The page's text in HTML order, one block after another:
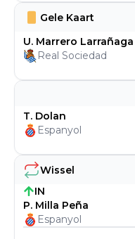
Wissel
IN
P. Milla Peña
Espanyol
T. Dolan
Espanyol
Gele Kaart
U. Marrero Larrañaga
Real Sociedad